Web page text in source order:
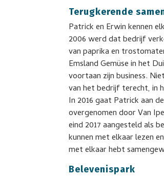
Terugkerende
Patrick en Erwin kennen
2006 werd dat bedrijf
van paprika en
Emsland Gemüse in het
voortaan zijn business.
van het bedrijf terecht, in
In 2016 gaat Patrick aan
overgenomen door Van
eind 2017 aangesteld als
kunnen met elkaar lezen
met elkaar hebt
Belevenispark